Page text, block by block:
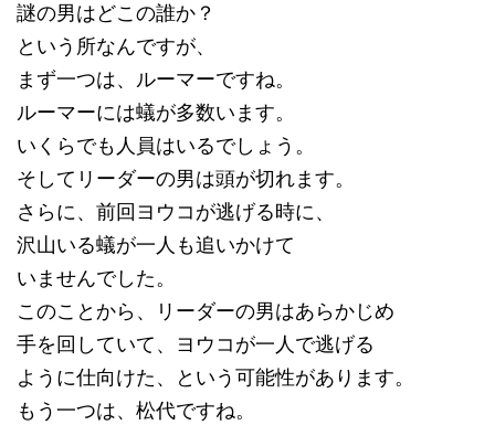
謎の男はどこの誰か？
という所なんですが、
まず一つは、ルーマーですね。
ルーマーには蟻が多数います。
いくらでも人員はいるでしょう。
そしてリーダーの男は頭が切れます。
さらに、前回ヨウコが逃げる時に、
沢山いる蟻が一人も追いかけて
いませんでした。
このことから、リーダーの男はあらかじめ
手を回していて、ヨウコが一人で逃げる
ように仕向けた、という可能性があります。
もう一つは、松代ですね。